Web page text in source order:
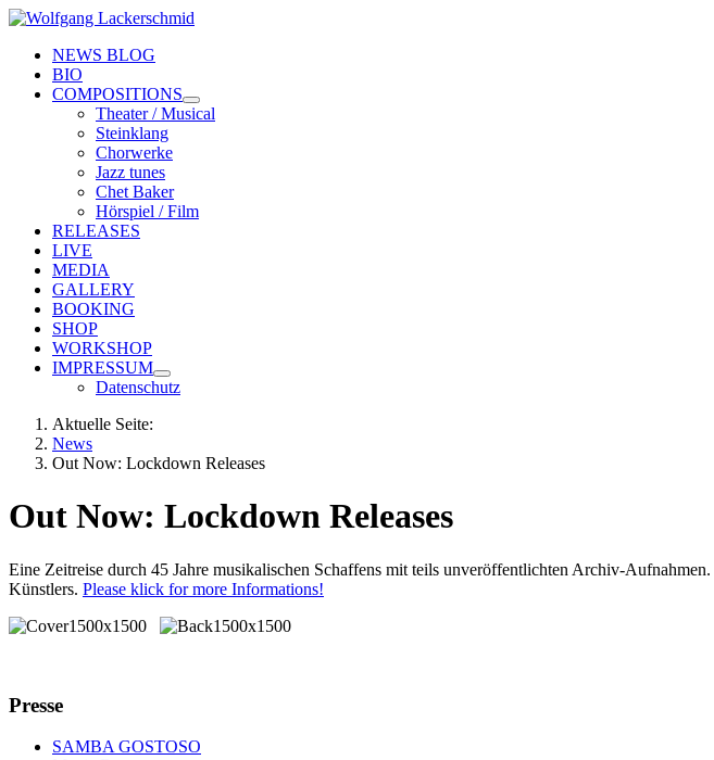
NEWS BLOG
BIO
COMPOSITIONS
Theater / Musical
Steinklang
Chorwerke
Jazz tunes
Chet Baker
Hörspiel / Film
RELEASES
LIVE
MEDIA
GALLERY
BOOKING
SHOP
WORKSHOP
IMPRESSUM
Datenschutz
Aktuelle Seite:
News
Out Now: Lockdown Releases
Out Now: Lockdown Releases
Eine Zeitreise durch 45 Jahre musikalischen Schaffens mit teils unveröffentlichten Archiv-Aufnahmen.
Künstlers. Please klick for more Informations!
Presse
SAMBA GOSTOSO